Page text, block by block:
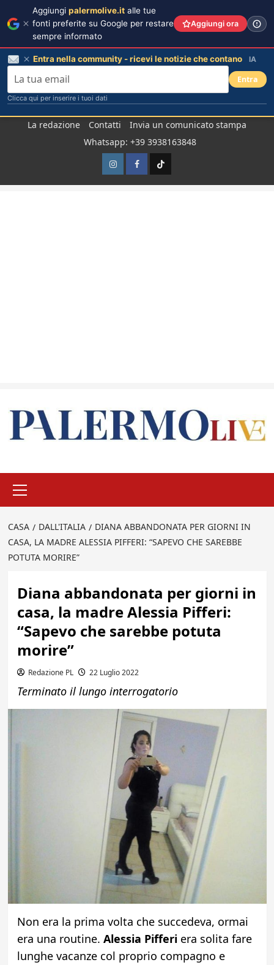
La redazione Contatti
Invia un comunicato stampa
Whatsapp: +39 3938163848
InstagramFacebook
TikTok
principale
CASA DALL'ITALIA
DIANA ABBANDONATA PER GIORNI IN
CASA, LA MADRE ALESSIA PIFFERI: “SAPEVO CHE SAREBBE
POTUTA MORIRE”
Diana abbandonata per giorni in
casa, la madre Alessia Pifferi:
“Sapevo che sarebbe potuta
morire”
Redazione PL 22 Luglio 2022
Terminato il lungo interrogatorio
Non era la prima volta che succedeva, ormai
era una routine. Alessia Pifferiera solita fare
lunghe vacanze col proprio compagno e
Aggiungi palermolive.it alle tue
fonti preferite su Google per restare
sempre informato
Aggiungi ora
Entra nella community - ricevi le notizie che contano IA
Entra
Clicca qui per inserire i tuoi dati